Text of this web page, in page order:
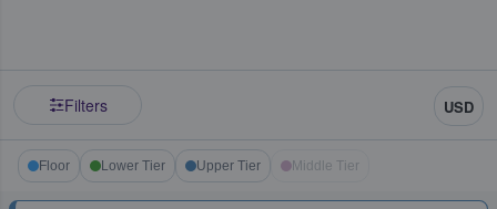
Filters USD
Floor Lower Tier Upper Tier Middle Tier